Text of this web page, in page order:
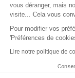
Recevez par email
collections,
reCAPTCHA and the
vous déranger, mais
visite... Cela vous
Pour modifier vos
'Préférences de
Lire notre politique de